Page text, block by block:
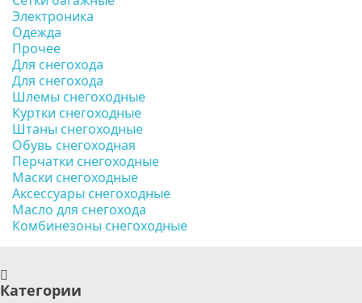
Электроника
Одежда
Прочее
Для снегохода
Для снегохода
Шлемы снегоходные
Куртки снегоходные
Штаны снегоходные
Обувь снегоходная
Перчатки снегоходные
Маски снегоходные
Аксессуары снегоходные
Масло для снегохода
Комбинезоны снегоходные
Категории